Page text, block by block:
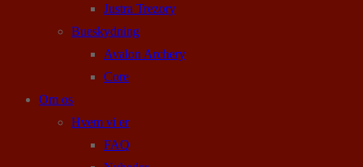
Justra Trezory
Bueskydning
Avalon Archery
Core
Om os
Hvem vi er
FAQ